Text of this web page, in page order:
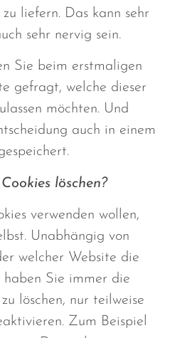
liefern. Das kann sehr
sehr nervig sein.
Sie beim erstmaligen
gefragt, welche dieser
möchten. Und
auch in einem
löschen?
verwenden wollen,
Unabhängig von
welcher Website die
haben Sie immer die
löschen, nur teilweise
Zum Beispiel